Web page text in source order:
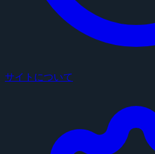
サイトについて